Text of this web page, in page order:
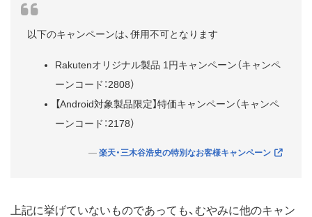
以下のキャンペーンは、併用不可となります
Rakutenオリジナル製品 1円キャンペーン（キャンペ
ーンコード：2808）
【Android対象製品限定】特価キャンペーン（キャンペ
ーンコード：2178）
楽天・三木谷浩史の特別なお客様キャンペーン
上記に挙げていないものであっても、むやみに他のキャン